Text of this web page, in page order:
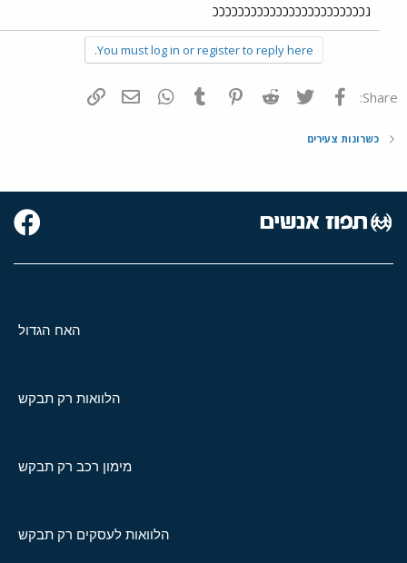
גככככככככככככככככככככככככ
You must log in or register to reply here.
Share: פייסבוק Twitter
Reddit
Pinterest
Tumblr
WhatsAppדואר אלקטרוני
כשרונות צעירים
האח הגדול
הלוואות רק תבקש
מימון רכב רק תבקש
הלוואות לעסקים רק תבקש